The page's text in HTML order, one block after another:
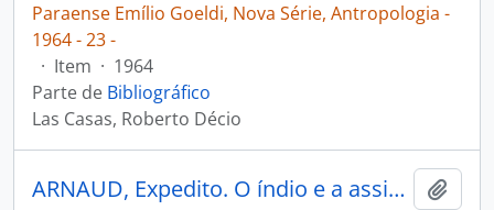
Paraense Emílio Goeldi, Nova Série, Antropologia -
1964 - 23 -
· Item · 1964
Parte de Bibliográfico
Las Casas, Roberto Décio
ARNAUD, Expedito. O índio e a assistência oficial: a história de vida do índio Sabino Apompés Tapajós Mundurukus [Revista de Antropologia]